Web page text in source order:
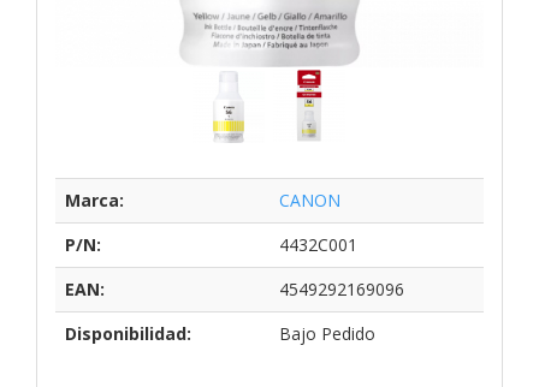
Marca:
CANON
P/N:
4432C001
EAN:
4549292169096
Disponibilidad:
Bajo Pedido